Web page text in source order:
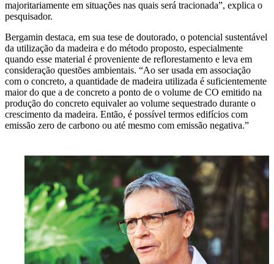
majoritariamente em situações nas quais será tracionada”, explica o
pesquisador.
Bergamin destaca, em sua tese de doutorado, o potencial sustentável
da utilização da madeira e do método proposto, especialmente
quando esse material é proveniente de reflorestamento e leva em
consideração questões ambientais. “Ao ser usada em associação
com o concreto, a quantidade de madeira utilizada é suficientemente
maior do que a de concreto a ponto de o volume de CO emitido na
produção do concreto equivaler ao volume sequestrado durante o
crescimento da madeira. Então, é possível termos edifícios com
emissão zero de carbono ou até mesmo com emissão negativa.”